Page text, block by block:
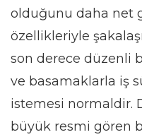
olduğunu daha net
özellikleriyle
son derece düzenli
ve basamaklarla iş
istemesi normaldir.
büyük resmi gören